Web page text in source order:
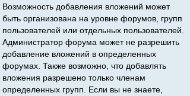
Возможность добавления вложений может
быть организована на уровне форумов, групп
пользователей или отдельных пользователей.
Администратор форума может не разрешить
добавление вложений в определенных
форумах. Также возможно, что добавлять
вложения разрешено только членам
определенных групп. Если вы не знаете,